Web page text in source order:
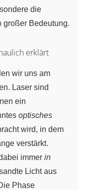
die
großer Bedeutung.
erklärt
wir uns am
Laser sind
ein
optisches
wird, in dem
verstärkt.
immer in
Licht aus
Phase